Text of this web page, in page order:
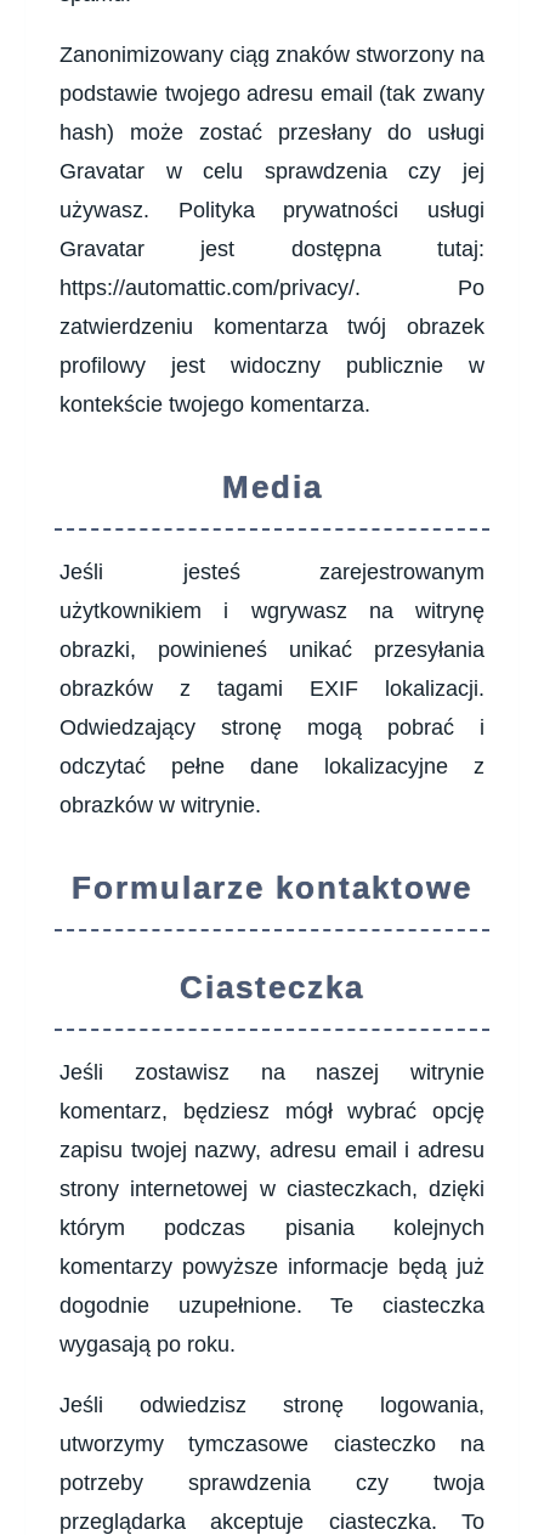
Zanonimizowany ciąg znaków stworzony na
podstawie twojego adresu email (tak zwany
hash) może zostać przesłany do usługi
Gravatar w celu sprawdzenia czy jej
używasz. Polityka prywatności usługi
Gravatar jest dostępna tutaj:
https://automattic.com/privacy/. Po
zatwierdzeniu komentarza twój obrazek
profilowy jest widoczny publicznie w
kontekście twojego komentarza.
Media
Jeśli jesteś zarejestrowanym
użytkownikiem i wgrywasz na witrynę
obrazki, powinieneś unikać przesyłania
obrazków z tagami EXIF lokalizacji.
Odwiedzający stronę mogą pobrać i
odczytać pełne dane lokalizacyjne z
obrazków w witrynie.
Formularze kontaktowe
Ciasteczka
Jeśli zostawisz na naszej witrynie
komentarz, będziesz mógł wybrać opcję
zapisu twojej nazwy, adresu email i adresu
strony internetowej w ciasteczkach, dzięki
którym podczas pisania kolejnych
komentarzy powyższe informacje będą już
dogodnie uzupełnione. Te ciasteczka
wygasają po roku.
Jeśli odwiedzisz stronę logowania,
utworzymy tymczasowe ciasteczko na
potrzeby sprawdzenia czy twoja
przeglądarka akceptuje ciasteczka. To